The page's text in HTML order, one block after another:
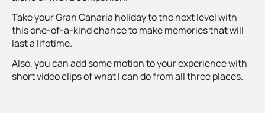
Take your Gran Canaria holiday to the next level with
this one-of-a-kind chance to make memories that will
last a lifetime.
Also, you can add some motion to your experience with
short video clips of what I can do from all three places.